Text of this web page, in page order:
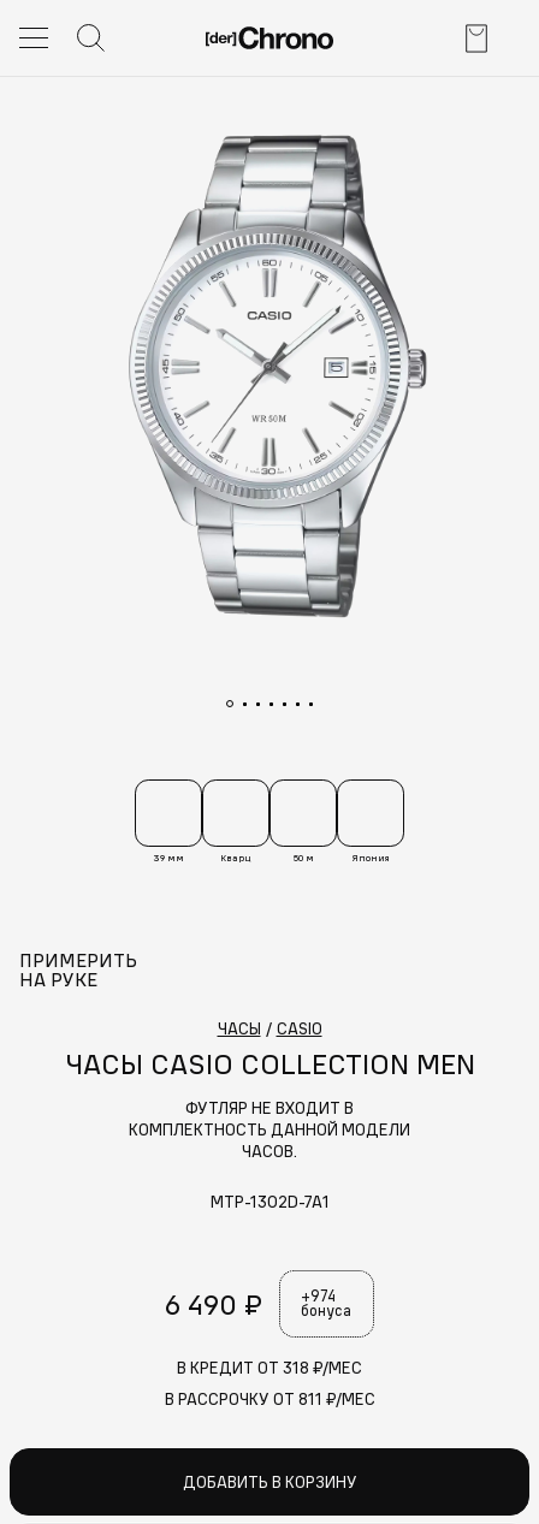
39 мм Кварц 50 м Япония
ПРИМЕРИТЬ
НА РУКЕ
ЧАСЫ / CASIO
ЧАСЫ CASIO COLLECTION MEN
ФУТЛЯР НЕ ВХОДИТ В
КОМПЛЕКТНОСТЬ ДАННОЙ МОДЕЛИ
ЧАСОВ.
MTP-1302D-7A1
6 490 ₽
+974
бонуса
В КРЕДИТ ОТ 318 ₽/МЕС
В РАССРОЧКУ ОТ 811 ₽/МЕС
ДОБАВИТЬ В КОРЗИНУ